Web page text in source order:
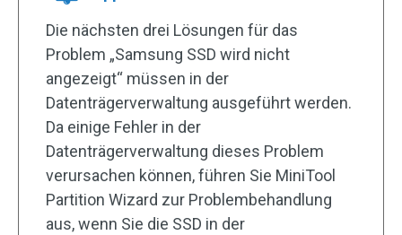
Die nächsten drei Lösungen für das
Problem „Samsung SSD wird nicht
angezeigt“ müssen in der
Datenträgerverwaltung ausgeführt werden.
Da einige Fehler in der
Datenträgerverwaltung dieses Problem
verursachen können, führen Sie MiniTool
Partition Wizard zur Problembehandlung
aus, wenn Sie die SSD in der